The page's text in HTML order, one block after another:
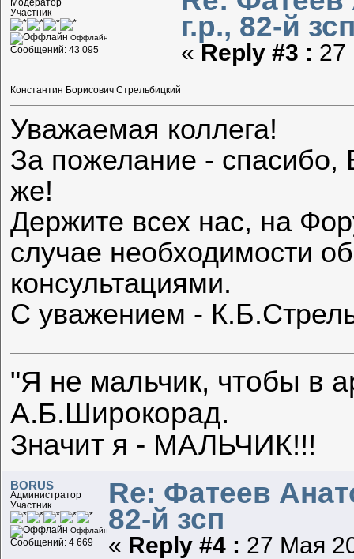
Модератор
Участник
Оффлайн
Сообщений: 43 095
Константин Борисович Стрельбицкий
г.р., 82-й
« Reply #3 : 27
Уважаемая коллега!
За пожелание -
же!
Держите всех нас, на
случае необходимости
консультациями.
С уважением -
"Я не мальчик, чтобы в
А.Б.Широкорад.
Значит я - МАЛЬЧИК!!!
BORUS
Администратор
Участник
Оффлайн
Сообщений: 4 669
Re: Фатеев
82-й зсп
« Reply #4 : 27 Мая